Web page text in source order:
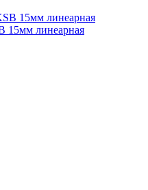
15мм линеарная